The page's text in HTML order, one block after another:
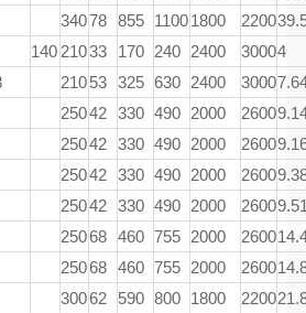
34078 855 11001800 2200
140 21033 170 240 2400 30004
21053 325 630 2400 3000
25042 330 490 2000 2600
25042 330 490 2000 2600
25042 330 490 2000 2600
25042 330 490 2000 2600
25068 460 755 2000 2600
25068 460 755 2000 2600
30062 590 800 1800 2200